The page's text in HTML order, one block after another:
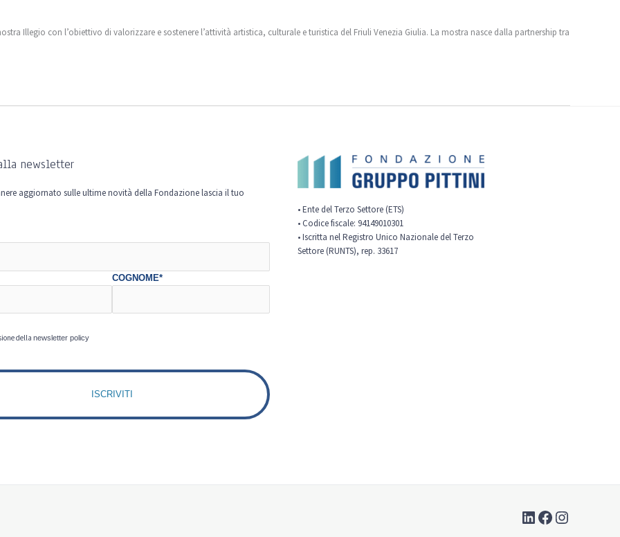
Illegio con l’obiettivo di valorizzare e sostenere l’attività artistica, culturale e turistica del Friuli Venezia Giulia. La mostra nasce dalla partnership tra
newsletter
aggiornato sulle ultime novità della Fondazione lascia il tuo
COGNOME*
della newsletter policy
• Ente del Terzo Settore (ETS)
• Codice fiscale: 94149010301
• Iscritta nel Registro Unico Nazionale del Terzo
Settore (RUNTS), rep. 33617
LinkedIn
Facebook